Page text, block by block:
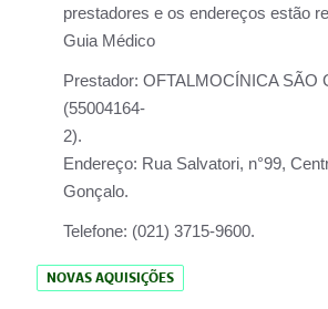
prestadores e os endereços estão
Guia Médico
Prestador: OFTALMOCÍNICA SÃO
(55004164-
Endereço: Rua Salvatori, n°99,
Gonçalo.
Telefone: (021) 3715-9600.
NOVAS AQUISIÇÕES